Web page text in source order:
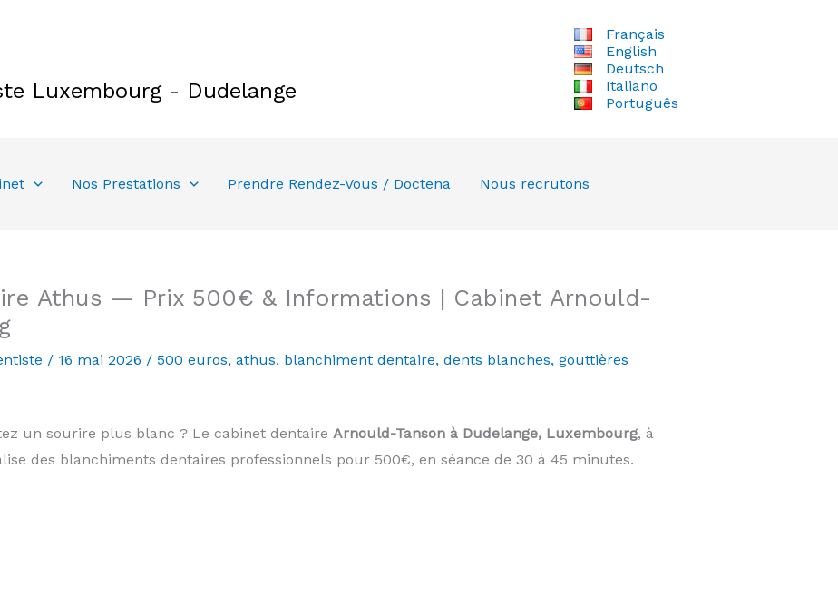
Luxembourg - Dudelange
Français
English
Deutsch
Italiano
Português
Nos Prestations Prendre Rendez-Vous / Doctena Nous recrutons
Athus — Prix 500€ & Informations | Cabinet Arnould-
/ 16 mai 2026 / 500 euros, athus, blanchiment dentaire, dents blanches, gouttières
un sourire plus blanc ? Le cabinet dentaire Arnould-Tanson à Dudelange, Luxembourg, à
des blanchiments dentaires professionnels pour 500€, en séance de 30 à 45 minutes.